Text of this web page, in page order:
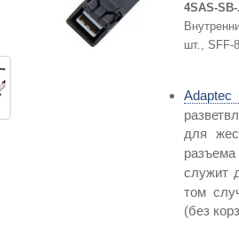
4SAS-
шт., SFF-
Adaptec
для
служит
том
(без